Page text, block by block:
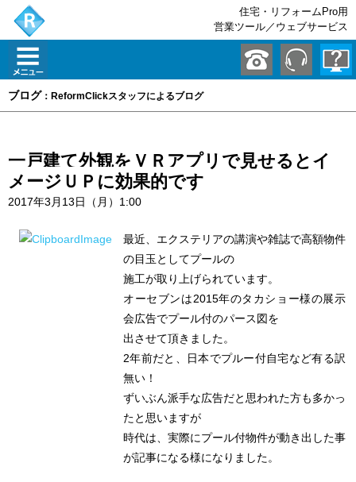
住宅・リフォームPro用
営業ツール／ウェブサービス
ブログ：ReformClickスタッフによるブログ
一戸建て外観をＶＲアプリで見せるとイ
メージＵＰに効果的です
2017年3月13日（月）1:00
最近、エクステリアの講演や雑誌で高額物件
の目玉としてプールの
施工が取り上げられています。
オーセブンは2015年のタカショー様の展示
会広告でプール付のパース図を
出させて頂きました。
2年前だと、日本でプルー付自宅など有る訳
無い！
ずいぶん派手な広告だと思われた方も多かっ
たと思いますが
時代は、実際にプール付物件が動き出した事
が記事になる様になりました。